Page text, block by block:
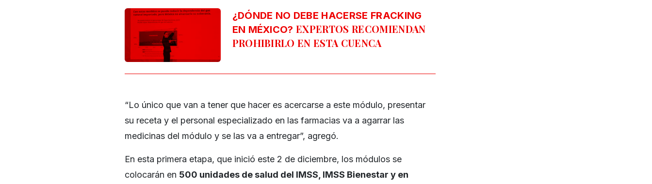
¿DÓNDE NO DEBE HACERSE FRACKING
EN MÉXICO? EXPERTOS RECOMIENDAN
PROHIBIRLO EN ESTA CUENCA
“Lo único que van a tener que hacer es acercarse a este módulo, presentar
su receta y el personal especializado en las farmacias va a agarrar las
medicinas del módulo y se las va a entregar”, agregó.
En esta primera etapa, que inició este 2 de diciembre, los módulos se
colocarán en 500 unidades de salud del IMSS, IMSS Bienestar y en